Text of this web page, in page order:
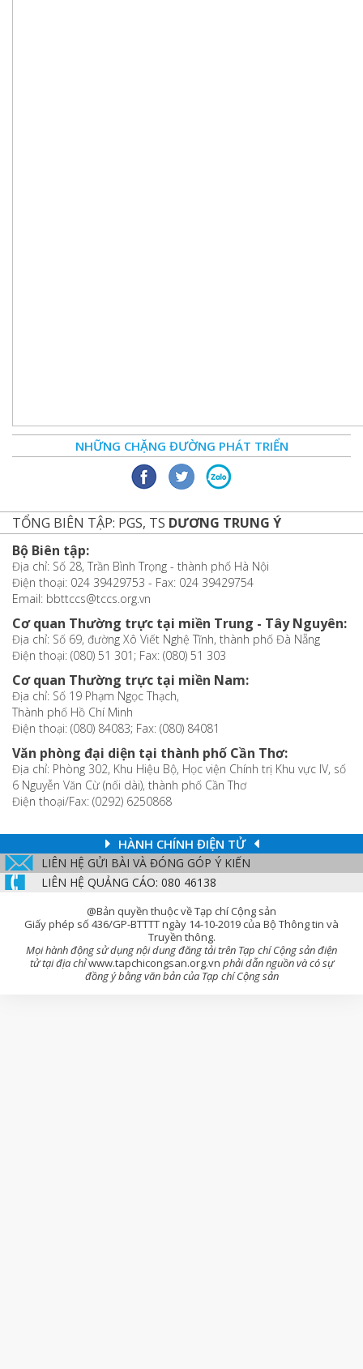
NHỮNG CHẶNG ĐƯỜNG PHÁT TRIỂN
TỔNG BIÊN TẬP: PGS, TS DƯƠNG TRUNG Ý
Bộ Biên tập:
Địa chỉ: Số 28, Trần Bình Trọng - thành phố Hà Nội
Điện thoại: 024 39429753 - Fax: 024 39429754
Email: bbttccs@tccs.org.vn
Cơ quan Thường trực tại miền Trung - Tây Nguyên:
Địa chỉ: Số 69, đường Xô Viết Nghệ Tĩnh, thành phố Đà Nẵng
Điện thoại: (080) 51 301; Fax: (080) 51 303
Cơ quan Thường trực tại miền Nam:
Địa chỉ: Số 19 Phạm Ngọc Thạch,
Thành phố Hồ Chí Minh
Điện thoại: (080) 84083; Fax: (080) 84081
Văn phòng đại diện tại thành phố Cần Thơ:
Địa chỉ: Phòng 302, Khu Hiệu Bộ, Học viện Chính trị Khu vực IV, số
6 Nguyễn Văn Cừ (nối dài), thành phố Cần Thơ
Điện thoại/Fax: (0292) 6250868
HÀNH CHÍNH ĐIỆN TỬ
LIÊN HỆ GỬI BÀI VÀ ĐÓNG GÓP Ý KIẾN
LIÊN HỆ QUẢNG CÁO: 080 46138
@Bản quyền thuộc về Tạp chí Cộng sản
Giấy phép số 436/GP-BTTTT ngày 14-10-2019 của Bộ Thông tin và
Truyền thông.
Mọi hành động sử dụng nội dung đăng tải trên Tạp chí Cộng sản điện
tử tại địa chỉwww.tapchicongsan.org.vn phải dẫn nguồn và có sự
đồng ý bằng văn bản của Tạp chí Cộng sản